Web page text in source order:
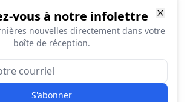
vous à notre infolettre
nouvelles directement dans votre
boîte de réception.
S'abonner